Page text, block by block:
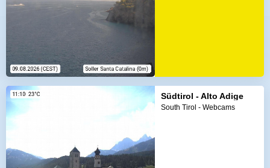
Südtirol - Alto Adige
South Tirol - Webcams